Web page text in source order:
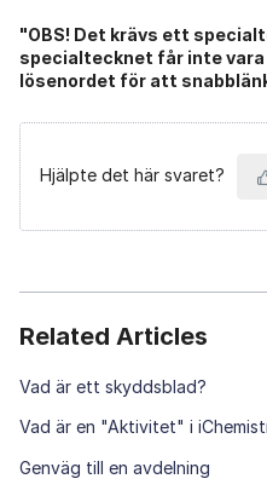
"OBS! Det krävs ett
specialtecknet får inte
lösenordet för att
Hjälpte det här svaret?
Related Articles
Vad är ett skyddsblad?
Vad är en "Aktivitet" i
Genväg till en avdelning